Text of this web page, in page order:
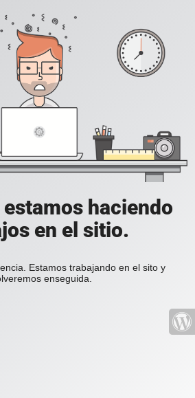
haciendo
en el sitio.
Estamos trabajando en el sito y
enseguida.